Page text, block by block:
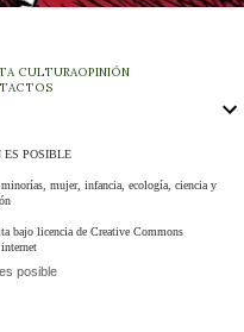
CULTURAOPINIÓN
ES POSIBLE
mujer, infancia, ecología, ciencia y
bajo licencia de Creative Commons
posible